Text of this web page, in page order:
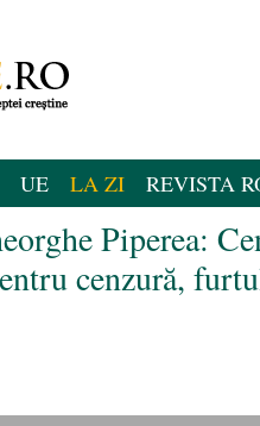
UE LA ZI REVISTA
Piperea:
cenzură,